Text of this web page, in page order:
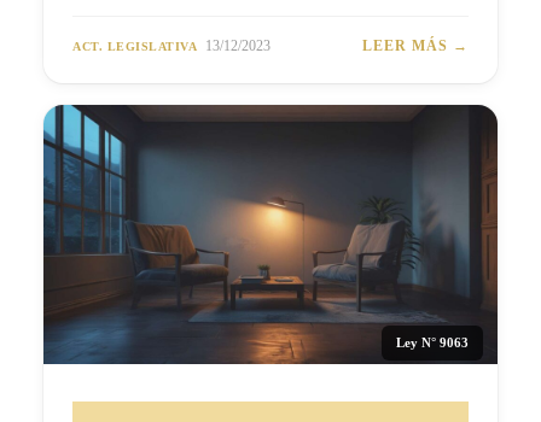
ACT. LEGISLATIVA 13/12/2023 LEER MÁS →
Ley N° 9063